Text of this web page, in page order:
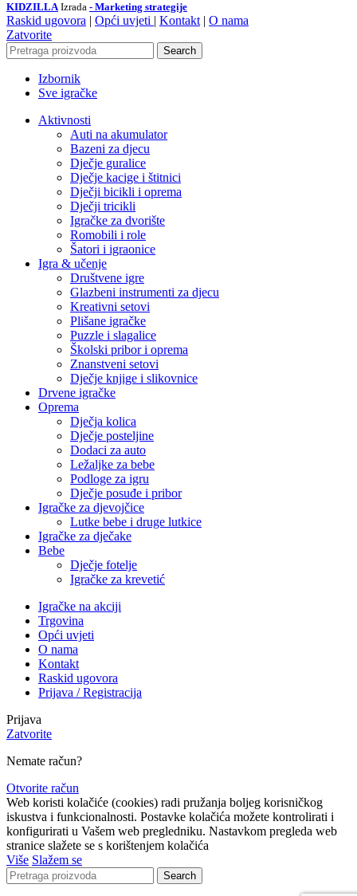
KIDZILLA Izrada - Marketing strategije
Raskid ugovora | Opći uvjeti | Kontakt | O nama
Zatvorite
Search
Izbornik
Sve igračke
Aktivnosti
Auti na akumulator
Bazeni za djecu
Dječje guralice
Dječje kacige i štitnici
Dječji bicikli i oprema
Dječji tricikli
Igračke za dvorište
Romobili i role
Šatori i igraonice
Igra & učenje
Društvene igre
Glazbeni instrumenti za djecu
Kreativni setovi
Plišane igračke
Puzzle i slagalice
Školski pribor i oprema
Znanstveni setovi
Dječje knjige i slikovnice
Drvene igračke
Oprema
Dječja kolica
Dječje posteljine
Dodaci za auto
Ležaljke za bebe
Podloge za igru
Dječje posuđe i pribor
Igračke za djevojčice
Lutke bebe i druge lutkice
Igračke za dječake
Bebe
Dječje fotelje
Igračke za krevetić
Igračke na akciji
Trgovina
Opći uvjeti
O nama
Kontakt
Raskid ugovora
Prijava / Registracija
Prijava
Zatvorite
Nemate račun?
Otvorite račun
Web koristi kolačiće (cookies) radi pružanja boljeg korisničkog
iskustva i funkcionalnosti. Postavke kolačića možete kontrolirati i
konfigurirati u Vašem web pregledniku. Nastavkom pregleda web
stranice slažete se s korištenjem kolačića
Više Slažem se
Search
Obavijestit ćemo Vas kada proizvod bude ponovno